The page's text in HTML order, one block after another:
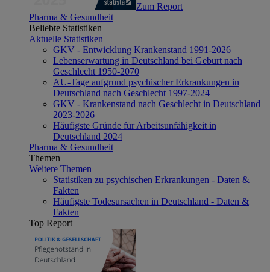
Zum Report
Pharma & Gesundheit
Beliebte Statistiken
Aktuelle Statistiken
GKV - Entwicklung Krankenstand 1991-2026
Lebenserwartung in Deutschland bei Geburt nach
Geschlecht 1950-2070
AU-Tage aufgrund psychischer Erkrankungen in
Deutschland nach Geschlecht 1997-2024
GKV - Krankenstand nach Geschlecht in Deutschland
2023-2026
Häufigste Gründe für Arbeitsunfähigkeit in
Deutschland 2024
Pharma & Gesundheit
Themen
Weitere Themen
Statistiken zu psychischen Erkrankungen - Daten &
Fakten
Häufigste Todesursachen in Deutschland - Daten &
Fakten
Top Report